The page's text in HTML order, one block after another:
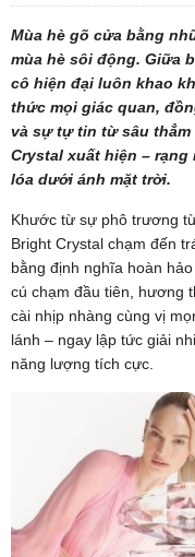
Mùa hè gõ cửa bằng
mùa hè sôi động. Giữa
cô hiện đại luôn khao
thức mọi giác quan,
và sự tự tin từ sâu thẳm
Crystal xuất hiện –
lóa dưới ánh mặt trời.
Khước từ sự phô trương
Bright Crystal chạm đến
bằng định nghĩa hoàn
cú chạm đầu tiên, hương
cài nhịp nhàng cùng vị
lánh – ngay lập tức giải
năng lượng tích cực.